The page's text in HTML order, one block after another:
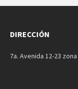
DIRECCIÓN
7a. Avenida 12-23